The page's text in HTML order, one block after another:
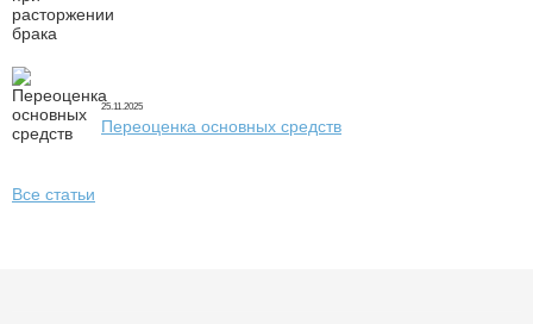
25.11.2025
Переоценка основных средств
Все статьи